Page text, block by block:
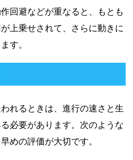
回避などが重なると、もとも
上乗せされて、さらに動きに
す。
れるときは、進行の速さと生
必要があります。次のような
めの評価が大切です。